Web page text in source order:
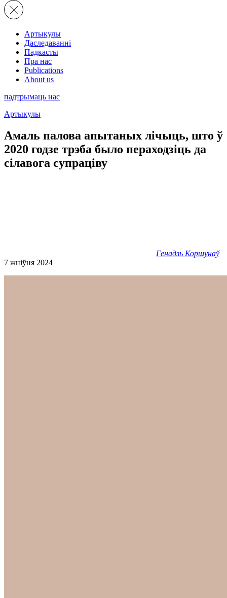
Артыкулы
Даследаванні
Падкасты
Пра нас
Publications
About us
падтрымаць нас
Артыкулы
Амаль палова апытаных лічыць, што ў
2020 годзе трэба было пераходзіць да
сілавога супраціву
Генадзь Коршунаў
7 жніўня 2024